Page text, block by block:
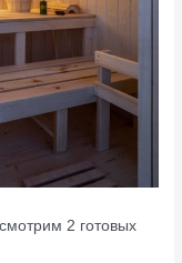
2 готовых